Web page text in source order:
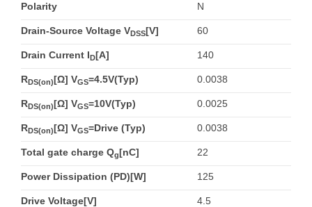
Polarity N
Drain-Source Voltage VDSS[V] 60
Drain Current ID[A] 140
RDS(on)[Ω] VGS=4.5V(Typ) 0.0038
RDS(on)[Ω] VGS=10V(Typ) 0.0025
RDS(on)[Ω] VGS=Drive (Typ) 0.0038
Total gate charge Qg[nC] 22
Power Dissipation (PD)[W] 125
Drive Voltage[V] 4.5